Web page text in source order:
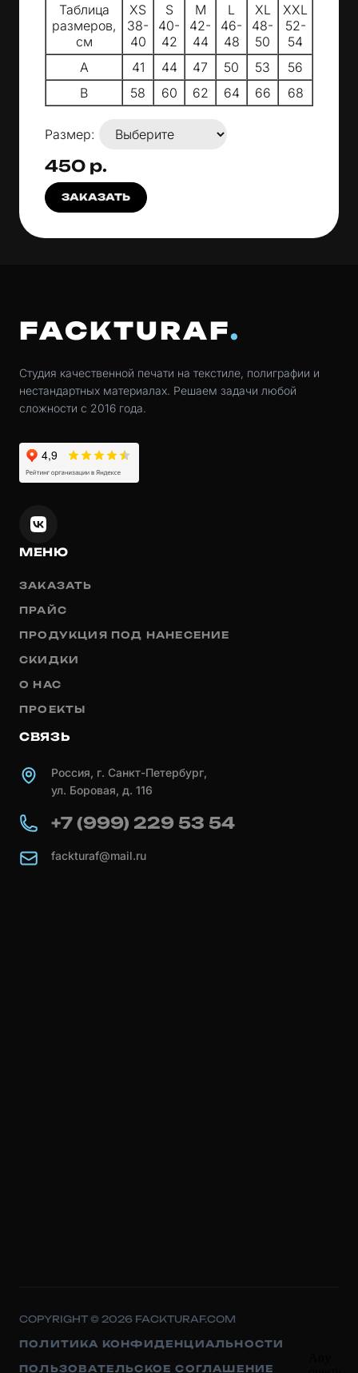
Таблица
размеров,
см
XS
38-
40
S
40-
42
M
42-
44
L
46-
48
XL
48-
50
XXL
52-
54
A
41 44 47 50 53
56
B
58 60 62 64 66 68
Размер:
450 р.
ЗАКАЗАТЬ
FACKTURAF
Студия качественной печати на текстиле, полиграфии и
нестандартных материалах. Решаем задачи любой
сложности с 2016 года.
МЕНЮ
ЗАКАЗАТЬ
ПРАЙС
ПРОДУКЦИЯ ПОД НАНЕСЕНИЕ
СКИДКИ
О НАС
ПРОЕКТЫ
СВЯЗЬ
Россия, г. Санкт-Петербург,
ул. Боровая, д. 116
+7 (999) 229 53 54
fackturaf@mail.ru
COPYRIGHT © 2026 FACKTURAF.COM
ПОЛИТИКА КОНФИДЕНЦИАЛЬНОСТИ
ПОЛЬЗОВАТЕЛЬСКОЕ СОГЛАШЕНИЕ